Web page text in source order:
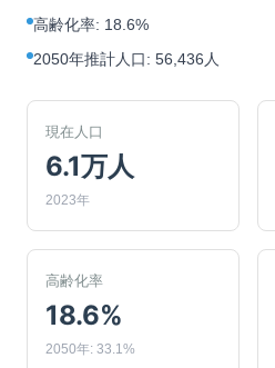
高齢化率: 18.6%
2050年推計人口: 56,436人
現在人口
6.1万人
2023年
高齢化率
18.6%
2050年: 33.1%